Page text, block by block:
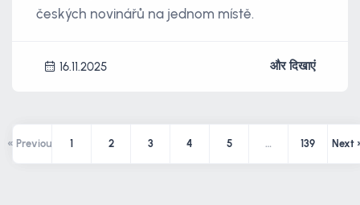
českých novinářů na jednom místě.
16.11.2025 और दिखाएं
« Previous 1 2 3 4 5 … 139 Next